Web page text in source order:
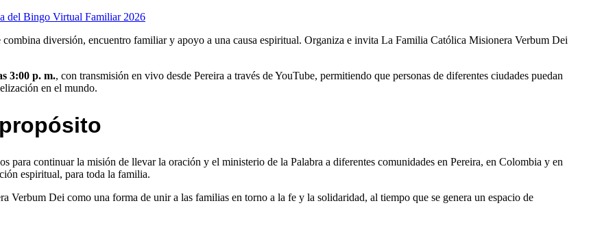
combina diversión, encuentro familiar y apoyo a una causa espiritual. Organiza e invita La Familia Católica Misionera Verbum Dei
3:00 p. m., con transmisión en vivo desde Pereira a través de YouTube, permitiendo que personas de diferentes ciudades puedan
en el mundo.
continuar la misión de llevar la oración y el ministerio de la Palabra a diferentes comunidades en Pereira, en Colombia y en
espiritual, para toda la familia.
Verbum Dei como una forma de unir a las familias en torno a la fe y la solidaridad, al tiempo que se genera un espacio de